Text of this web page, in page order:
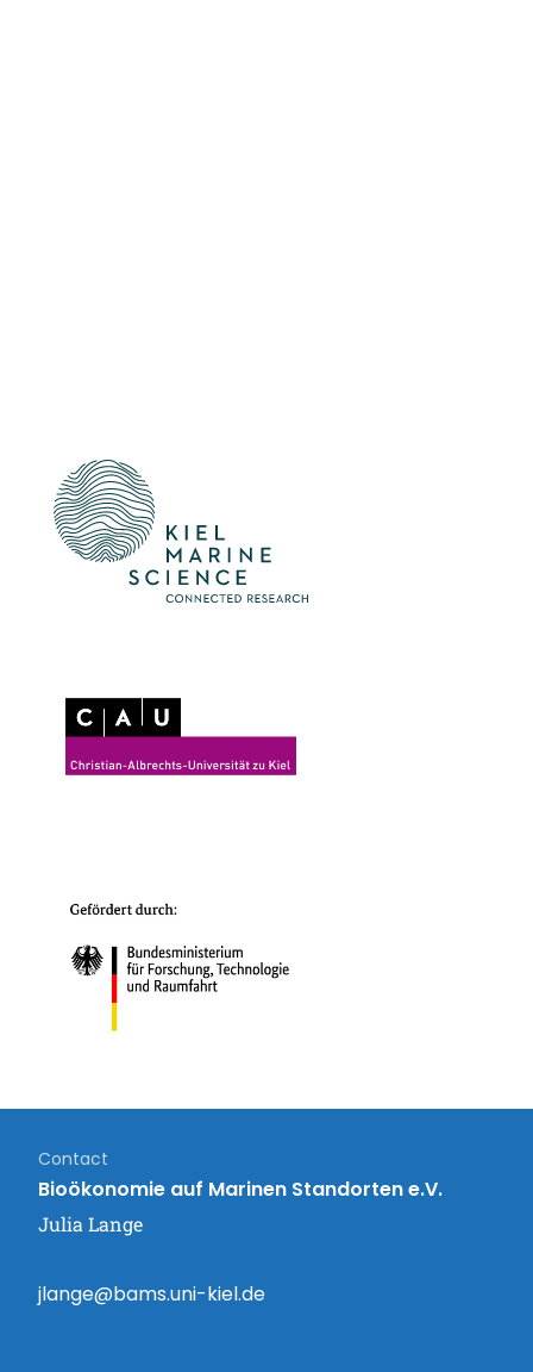
Contact
Bioökonomie auf Marinen Standorten e.V.
Julia Lange
jlange@bams.uni-kiel.de